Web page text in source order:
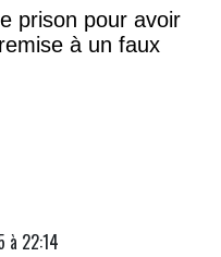
prison pour avoir
à un faux
à 22:14